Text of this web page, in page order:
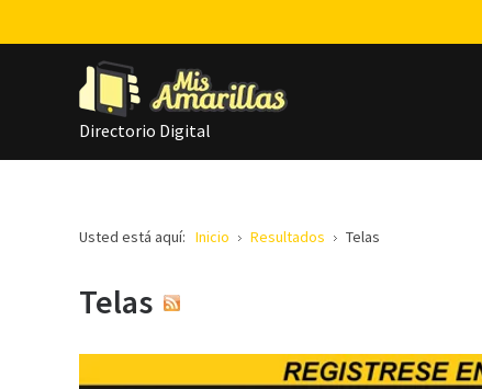
Directorio Digital
Usted está aquí: Inicio Resultados Telas
Telas